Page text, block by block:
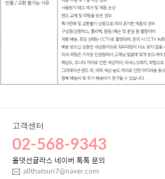
고객센터
02-568-9343
올댓선글라스 네이버 톡톡 문의
allthatsun7@naver.com